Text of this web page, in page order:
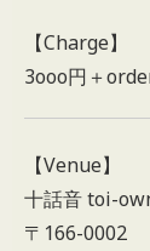
【Charge】
3ooo円＋
【Venue】
十話音 toi-
〒166-0002